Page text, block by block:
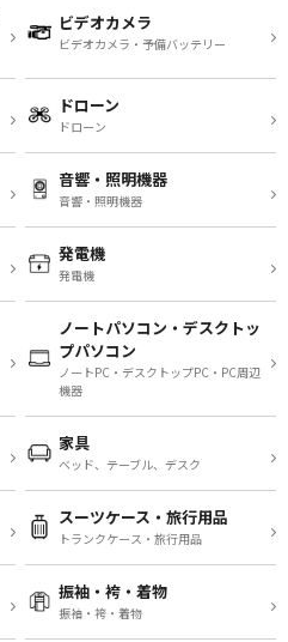
ビデオカメラ
ビデオカメラ・予備バッテリー
ドローン
ドローン
音響・照明機器
音響・照明機器
発電機
発電機
ノートパソコン・デスクトッ
プパソコン
ノートPC・デスクトップPC・PC周辺
機器
家具
ベッド、テーブル、デスク
スーツケース・旅行用品
トランクケース・旅行用品
振袖・袴・着物
振袖・袴・着物